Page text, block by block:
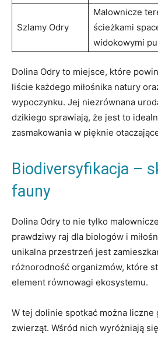
Szlamy Odry
Malownicze
ścieżkami
widokowymi
Dolina Odry‌ to‌ miejsce, które
liście każdego miłośnika​ natury
wypoczynku. Jej ​niezrównana
dzikiego sprawiają, że jest to
zasmakowania⁤ w ⁣pięknie
Biodiversyfikacja –
fauny
Dolina Odry⁢ to nie tylko​
prawdziwy raj dla ⁣biologów ‌i
unikalna przestrzeń ​jest
różnorodność organizmów, które
⁣element równowagi ekosystemu.
W tej‍ dolinie⁤ spotkać można‌ liczne
zwierząt. Wśród nich‌ wyróżniają